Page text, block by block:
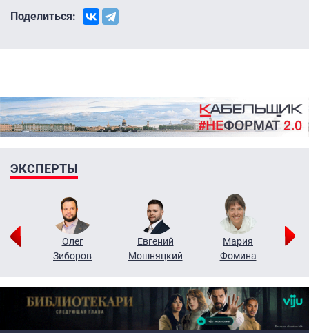
Поделиться:
ЭКСПЕРТЫ
Олег
Зиборов
Евгений
Мошняцкий
Мария
Фомина